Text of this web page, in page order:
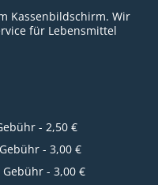
Kassenbildschirm. Wir
für Lebensmittel
- 2,50 €
- 3,00 €
- 3,00 €